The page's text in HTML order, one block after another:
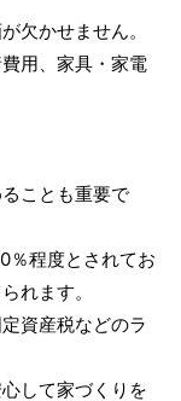
欠かせません。
用、家具・家電
ことも重要で
％程度とされてお
れます。
資産税などのラ
して家づくりを